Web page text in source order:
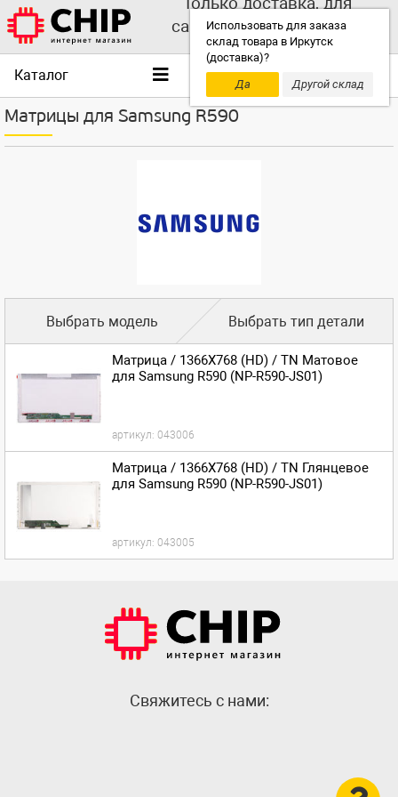
Использовать для заказа
склад товара в Иркутск
(доставка)?
Да
Другой склад
самовывоза выбирайте
другой склад!
Каталог
Матрицы для Samsung R590
Выбрать модель Выбрать тип детали
Матрица / 1366X768 (HD) / TN Матовое
для Samsung R590 (NP-R590-JS01)
артикул: 043006
Матрица / 1366X768 (HD) / TN Глянцевое
для Samsung R590 (NP-R590-JS01)
артикул: 043005
Cвяжитесь с нами: